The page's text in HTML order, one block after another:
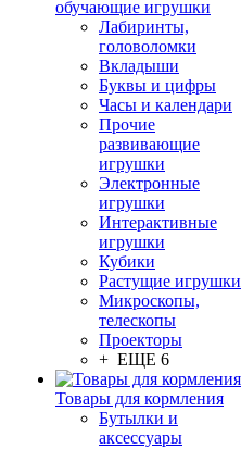
обучающие игрушки
Лабиринты,
головоломки
Вкладыши
Буквы и цифры
Часы и календари
Прочие
развивающие
игрушки
Электронные
игрушки
Интерактивные
игрушки
Кубики
Растущие игрушки
Микроскопы,
телескопы
Проекторы
+ ЕЩЕ 6
Товары для кормления
Бутылки и
аксессуары